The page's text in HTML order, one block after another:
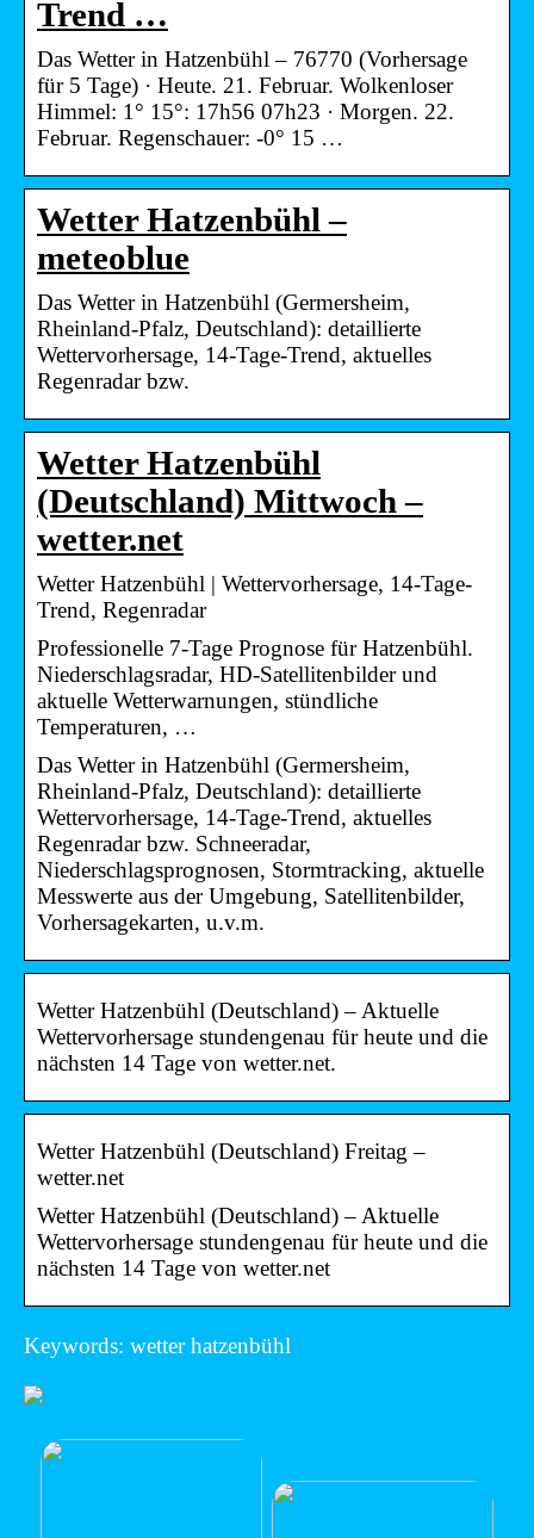
Trend …
Das Wetter in Hatzenbühl – 76770 (Vorhersage
für 5 Tage) · Heute. 21. Februar. Wolkenloser
Himmel: 1° 15°: 17h56 07h23 · Morgen. 22.
Februar. Regenschauer: -0° 15 …
Wetter Hatzenbühl –
meteoblue
Das Wetter in Hatzenbühl (Germersheim,
Rheinland-Pfalz, Deutschland): detaillierte
Wettervorhersage, 14-Tage-Trend, aktuelles
Regenradar bzw.
Wetter Hatzenbühl
(Deutschland) Mittwoch –
wetter.net
Wetter Hatzenbühl | Wettervorhersage, 14-Tage-
Trend, Regenradar
Professionelle 7-Tage Prognose für Hatzenbühl.
Niederschlagsradar, HD-Satellitenbilder und
aktuelle Wetterwarnungen, stündliche
Temperaturen, …
Das Wetter in Hatzenbühl (Germersheim,
Rheinland-Pfalz, Deutschland): detaillierte
Wettervorhersage, 14-Tage-Trend, aktuelles
Regenradar bzw. Schneeradar,
Niederschlagsprognosen, Stormtracking, aktuelle
Messwerte aus der Umgebung, Satellitenbilder,
Vorhersagekarten, u.v.m.
Wetter Hatzenbühl (Deutschland) – Aktuelle
Wettervorhersage stundengenau für heute und die
nächsten 14 Tage von wetter.net.
Wetter Hatzenbühl (Deutschland) Freitag –
wetter.net
Wetter Hatzenbühl (Deutschland) – Aktuelle
Wettervorhersage stundengenau für heute und die
nächsten 14 Tage von wetter.net
Keywords: wetter hatzenbühl